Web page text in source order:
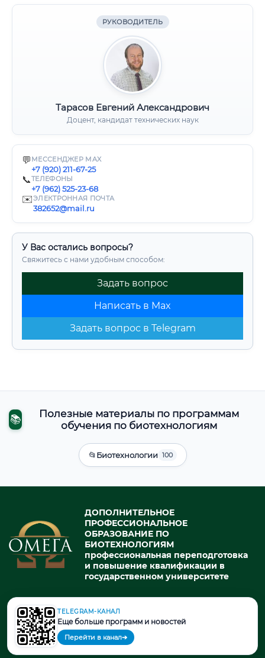
РУКОВОДИТЕЛЬ
Тарасов Евгений Александрович
Доцент, кандидат технических наук
💬 МЕССЕНДЖЕР MAX
+7 (920) 211-67-25
📞ТЕЛЕФОНЫ
+7 (962) 525-23-68
✉️ЭЛЕКТРОННАЯ ПОЧТА
382652@mail.ru
У Вас остались вопросы?
Свяжитесь с нами удобным способом:
Задать вопрос
Написать в Max
Задать вопрос в Telegram
📚
Полезные материалы по программам
обучения по биотехнологиям
📂Биотехнологии 100
ДОПОЛНИТЕЛЬНОЕ
ПРОФЕССИОНАЛЬНОЕ
ОБРАЗОВАНИЕ ПО
БИОТЕХНОЛОГИЯМ
профессиональная переподготовка
и повышение квалификации в
государственном университете
© 2026. При использовании материалов портала активная ссылка
на источник обязательна.
TELEGRAM-КАНАЛ
Еще больше программ и новостей
Перейти в канал➔